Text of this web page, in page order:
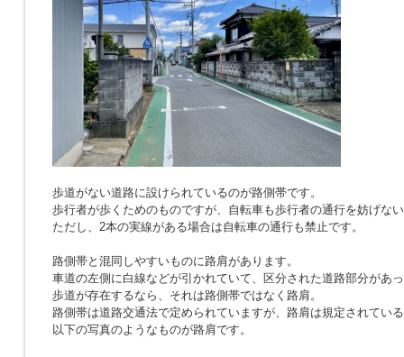
歩道がない道路に設けられているのが路側帯です。
歩行者が歩くためのものですが、自転車も歩行者の通行を妨げな
ただし、2本の実線がある場合は自転車の通行も禁止です。
路側帯と混同しやすいものに路肩があります。
車道の左側に白線などが引かれていて、区分された道路部分があ
歩道が存在するなら、それは路側帯ではなく路肩。
路側帯は道路交通法で定められていますが、路肩は規定されてい
以下の写真のようなものが路肩です。